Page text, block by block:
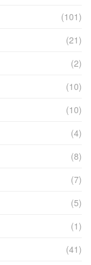
(101)
(21)
(2)
(10)
(10)
(4)
(8)
(7)
(5)
(1)
(41)